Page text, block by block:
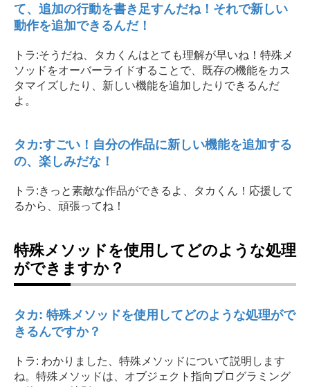
て、追加の行動を書き足すんだね！それで新しい
動作を追加できるんだ！
トラ:そうだね、タカくんはとても理解が早いね！特殊メ
ソッドをオーバーライドすることで、既存の機能をカス
タマイズしたり、新しい機能を追加したりできるんだ
よ。
タカ:すごい！自分の作品に新しい機能を追加する
の、楽しみだな！
トラ:きっと素敵な作品ができるよ、タカくん！応援して
るから、頑張ってね！
特殊メソッドを使用してどのような処理
ができますか？
タカ: 特殊メソッドを使用してどのような処理がで
きるんですか？
トラ: わかりました、特殊メソッドについて説明します
ね。特殊メソッドは、オブジェクト指向プログラミング